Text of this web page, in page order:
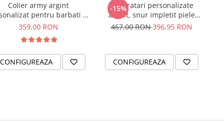
Colier army argint
pentru barbati - I
am
359,00 RON
CONFIGUREAZA
-15%
Set bratari personalizate
argint, snur impletit piele
naturala - Cadou Nunta
467,00 RON396,95 RON
CONFIGUREAZA